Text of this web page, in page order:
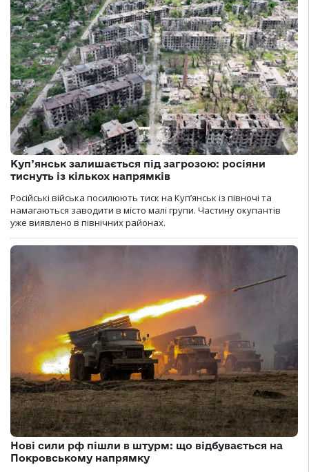
Куп’янськ залишається під загрозою: росіяни
тиснуть із кількох напрямків
Російські війська посилюють тиск на Куп’янськ із півночі та
намагаються заводити в місто малі групи. Частину окупантів
уже виявлено в північних районах.
Нові сили рф пішли в штурм: що відбувається на
Покровському напрямку